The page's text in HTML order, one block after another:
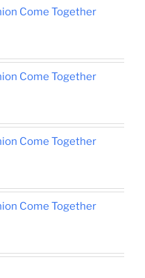
Come Together
Come Together
Come Together
Come Together